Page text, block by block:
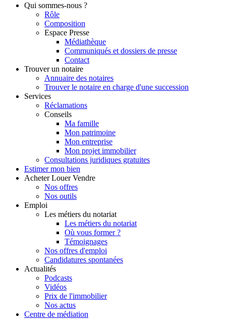
Qui sommes-nous ?
Rôle
Composition
Espace Presse
Médiathèque
Communiqués et dossiers de presse
Contact
Trouver un notaire
Annuaire des notaires
Trouver le notaire en charge d'une succession
Services
Réclamations
Conseils
Ma famille
Mon patrimoine
Mon entreprise
Mon projet immobilier
Consultations juridiques gratuites
Estimer mon bien
Acheter Louer Vendre
Nos offres
Nos outils
Emploi
Les métiers du notariat
Les métiers du notariat
Où vous former ?
Témoignages
Nos offres d'emploi
Candidatures spontanées
Actualités
Podcasts
Vidéos
Prix de l'immobilier
Nos actus
Centre de médiation